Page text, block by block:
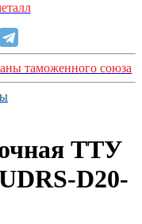
таможенного союза
ТТУ
D20-